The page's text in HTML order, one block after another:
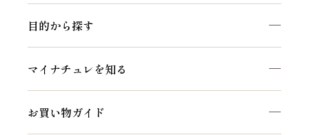
マイナチュレシリーズ
サポートアイテム
お得なおまとめ定期コース
目的から探す
ヘアケア
白髪ケア
インナーケア
マイナチュレを知る
マイナチュレコラム
お買い物ガイド